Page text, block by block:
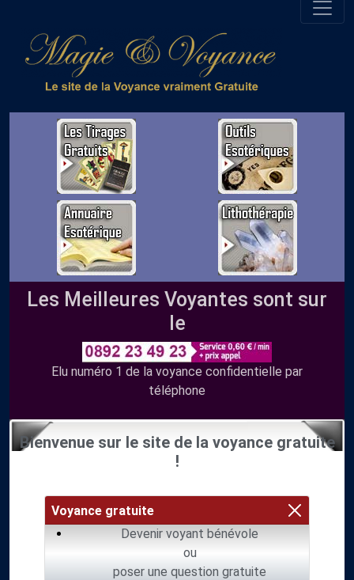
Les Meilleures Voyantes sont sur
le
Elu numéro 1 de la voyance confidentielle par
téléphone
Bienvenue sur le site de la voyance gratuite
!
Voyance gratuite
Devenir voyant bénévole
ou
poser une question gratuite